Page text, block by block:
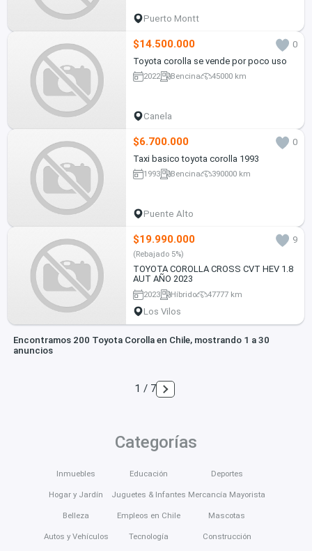
Puerto Montt
$14.500.000
0
Toyota corolla se vende por poco uso
2022 Bencina 45000 km
Canela
$6.700.000
0
Taxi basico toyota corolla 1993
1993 Bencina 390000 km
Puente Alto
$19.990.000 9
(Rebajado 5%)
TOYOTA COROLLA CROSS CVT HEV 1.8
AUT AÑO 2023
2023 Híbrido 47777 km
Los Vilos
Encontramos 200 Toyota Corolla en Chile, mostrando 1 a 30
anuncios
1 / 7
Categorías
Inmuebles
Hogar y Jardín
Belleza
Autos y Vehículos
Educación
Juguetes & Infantes
Empleos en Chile
Tecnología
Deportes
Mercancía Mayorista
Mascotas
Construcción